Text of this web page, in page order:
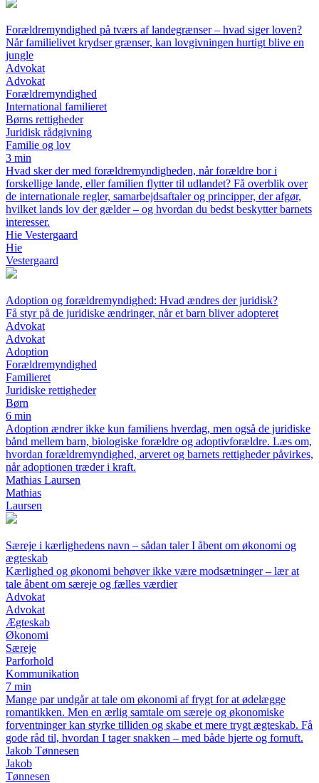
Forældremyndighed på tværs af landegrænser – hvad siger loven?
Når familielivet krydser grænser, kan lovgivningen hurtigt blive en
jungle
Advokat
Advokat
Forældremyndighed
International familieret
Børns rettigheder
Juridisk rådgivning
Familie og lov
3 min
Hvad sker der med forældremyndigheden, når forældre bor i
forskellige lande, eller familien flytter til udlandet? Få overblik over
de internationale regler, samarbejdsaftaler og principper, der afgør,
hvilket lands lov der gælder – og hvordan du bedst beskytter barnets
interesser.
Hie Vestergaard
Hie
Vestergaard
Adoption og forældremyndighed: Hvad ændres der juridisk?
Få styr på de juridiske ændringer, når et barn bliver adopteret
Advokat
Advokat
Adoption
Forældremyndighed
Familieret
Juridiske rettigheder
Børn
6 min
Adoption ændrer ikke kun familiens hverdag, men også de juridiske
bånd mellem barn, biologiske forældre og adoptivforældre. Læs om,
hvordan forældremyndighed, arveret og barnets rettigheder påvirkes,
når adoptionen træder i kraft.
Mathias Laursen
Mathias
Laursen
Særeje i kærlighedens navn – sådan taler I åbent om økonomi og
ægteskab
Kærlighed og økonomi behøver ikke være modsætninger – lær at
tale åbent om særeje og fælles værdier
Advokat
Advokat
Ægteskab
Økonomi
Særeje
Parforhold
Kommunikation
7 min
Mange par undgår at tale om økonomi af frygt for at ødelægge
romantikken. Men en ærlig samtale om særeje og økonomiske
forventninger kan styrke tilliden og skabe et mere trygt ægteskab. Få
gode råd til, hvordan I tager snakken – med både hjerte og fornuft.
Jakob Tønnesen
Jakob
Tønnesen